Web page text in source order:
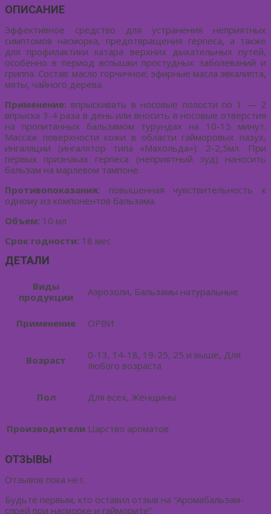
ОПИСАНИЕ
Эффективное средство для устранения неприятных
симптомов насморка, предотвращения герпеса, а также
для профилактики катара верхних дыхательных путей,
особенно в период вспышки простудных заболеваний и
гриппа. Состав: масло горчичное; эфирные масла эвкалипта,
мяты, чайного дерева.
Применение: впрыскивать в носовые полости по 1 — 2
впрыска 3-4 раза в день или вносить в носовые отверстия
на пропитанных бальзамом турундах на 10-15 минут.
Массаж поверхности кожи в области гайморовых пазух,
ингаляции (ингалятор типа «Махольда»): 2-2,5мл. При
первых признаках герпеса (неприятный зуд) наносить
бальзам на марлевом тампоне.
Противопоказания: повышенная чувствительность к
одному из компонентов бальзама.
Объем: 10 мл
Срок годности: 18 мес
ДЕТАЛИ
Виды
продукции
Аэрозоли, Бальзамы натуральные
Применение ОРВИ
Возраст
0-13, 14-18, 19-25, 25 и выше, Для
любого возраста
Пол Для всех, Женщины
Производители Царство ароматов
ОТЗЫВЫ
Отзывов пока нет.
Будьте первым, кто оставил отзыв на “Аромабальзам-
спрей при насморке и гайморите”